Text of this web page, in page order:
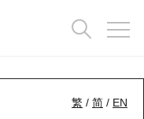
繁 / 简 / EN